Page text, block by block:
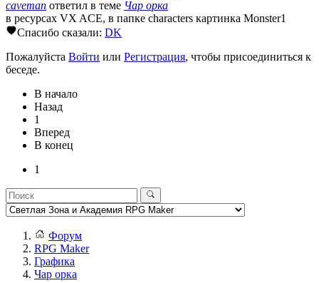
caveman ответил в теме Чар орка
в ресурсах VX ACE, в папке characters картинка Monster1
Спасибо сказали: DK
Пожалуйста Войти или Регистрация, чтобы присоединиться к
беседе.
В начало
Назад
1
Вперед
В конец
1
Форум
RPG Maker
Графика
Чар орка